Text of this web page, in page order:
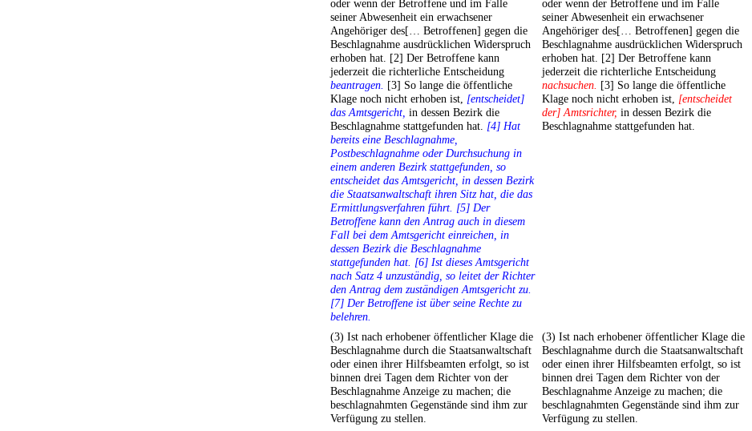
oder wenn der Betroffene und im Falle
seiner Abwesenheit ein erwachsener
Angehöriger des[… Betroffenen] gegen die
Beschlagnahme ausdrücklichen Widerspruch
erhoben hat. [2] Der Betroffene kann
jederzeit die richterliche Entscheidung
beantragen. [3] So lange die öffentliche
Klage noch nicht erhoben ist, [entscheidet]
das Amtsgericht, in dessen Bezirk die
Beschlagnahme stattgefunden hat. [4] Hat
bereits eine Beschlagnahme,
Postbeschlagnahme oder Durchsuchung in
einem anderen Bezirk stattgefunden, so
entscheidet das Amtsgericht, in dessen Bezirk
die Staatsanwaltschaft ihren Sitz hat, die das
Ermittlungsverfahren führt. [5] Der
Betroffene kann den Antrag auch in diesem
Fall bei dem Amtsgericht einreichen, in
dessen Bezirk die Beschlagnahme
stattgefunden hat. [6] Ist dieses Amtsgericht
nach Satz 4 unzuständig, so leitet der Richter
den Antrag dem zuständigen Amtsgericht zu.
[7] Der Betroffene ist über seine Rechte zu
belehren.
oder wenn der Betroffene und im Falle
seiner Abwesenheit ein erwachsener
Angehöriger des[… Betroffenen] gegen die
Beschlagnahme ausdrücklichen Widerspruch
erhoben hat. [2] Der Betroffene kann
jederzeit die richterliche Entscheidung
nachsuchen. [3] So lange die öffentliche
Klage noch nicht erhoben ist, [entscheidet
der] Amtsrichter, in dessen Bezirk die
Beschlagnahme stattgefunden hat.
(3) Ist nach erhobener öffentlicher Klage die
Beschlagnahme durch die Staatsanwaltschaft
oder einen ihrer Hilfsbeamten erfolgt, so ist
binnen drei Tagen dem Richter von der
Beschlagnahme Anzeige zu machen; die
beschlagnahmten Gegenstände sind ihm zur
Verfügung zu stellen.
(3) Ist nach erhobener öffentlicher Klage die
Beschlagnahme durch die Staatsanwaltschaft
oder einen ihrer Hilfsbeamten erfolgt, so ist
binnen drei Tagen dem Richter von der
Beschlagnahme Anzeige zu machen; die
beschlagnahmten Gegenstände sind ihm zur
Verfügung zu stellen.